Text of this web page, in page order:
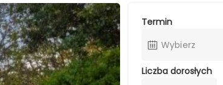
Termin
Wybierz
Liczba dorosłych